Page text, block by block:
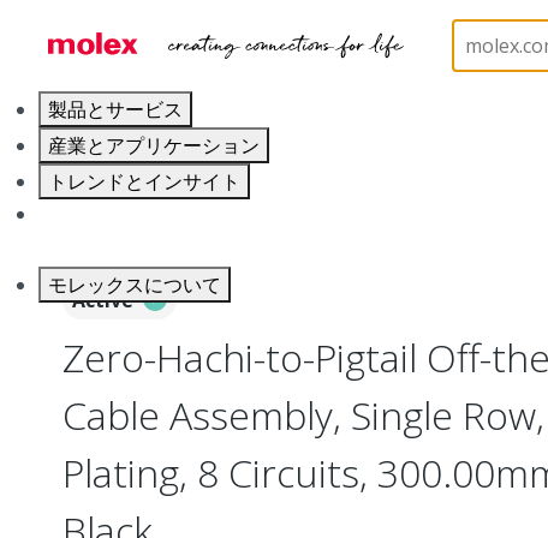
製品とサービス
産業とアプリケーション
トレンドとインサイト
モレックスについて
Power and Signal Cable
Active
Zero-Hachi-to-Pigtail Off-
Cable Assembly, Single
Plating, 8 Circuits,